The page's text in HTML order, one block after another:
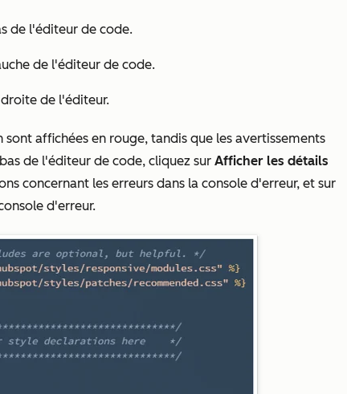
de l'éditeur de code.
de l'éditeur de code.
de l'éditeur.
affichées en rouge, tandis que les avertissements
de l'éditeur de code, cliquez sur Afficher les détails
concernant les erreurs dans la console d'erreur, et sur
d'erreur.